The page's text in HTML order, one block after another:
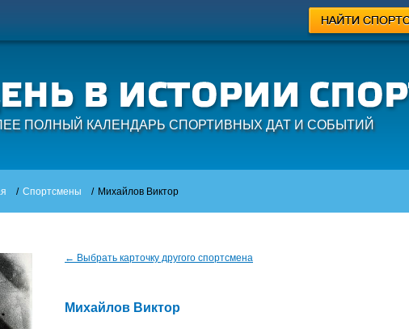
ПОЛНЫЙ КАЛЕНДАРЬ СПОРТИВНЫХ ДАТ И СОБЫТИЙ
/ Спортсмены / Михайлов Виктор
← Выбрать карточку другого спортсмена
Михайлов Виктор